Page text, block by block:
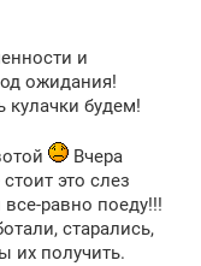
и
ожидания!
кулачки будем!
Вчера
это слез
равно поеду!!!
старались,
их получить.